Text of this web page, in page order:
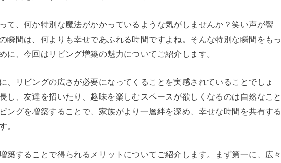
て、何か特別な魔法がかかっているような気がしませんか？笑い声が響
瞬間は、何よりも幸せであふれる時間ですよね。そんな特別な瞬間をもっ
に、今回はリビング増築の魅力についてご紹介します。
、リビングの広さが必要になってくることを実感されていることでしょ
し、友達を招いたり、趣味を楽しむスペースが欲しくなるのは自然なこと
ングを増築することで、家族がより一層絆を深め、幸せな時間を共有する
。
築することで得られるメリットについてご紹介します。まず第一に、広々